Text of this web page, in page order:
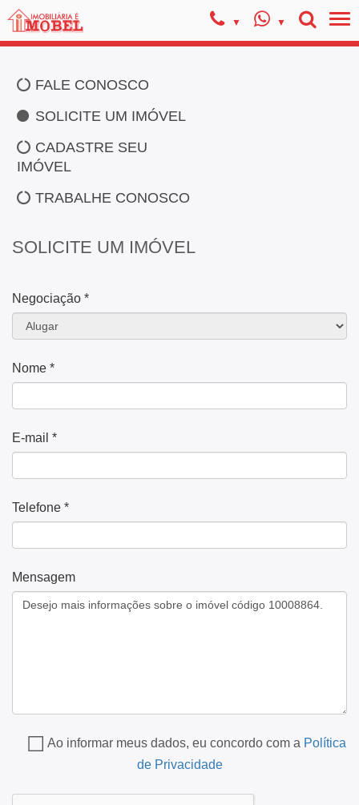
FALE CONOSCO
SOLICITE UM IMÓVEL
CADASTRE SEU
IMÓVEL
TRABALHE CONOSCO
SOLICITE UM IMÓVEL
Negociação *
Nome *
E-mail *
Telefone *
Mensagem
Ao informar meus dados, eu concordo com a Política
de Privacidade